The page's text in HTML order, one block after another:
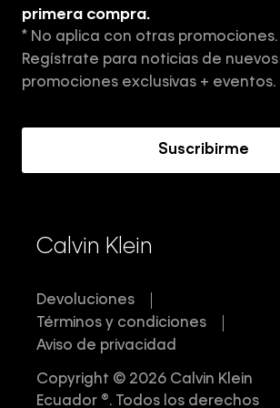
Tiendas
Aviso de privacidad
Términos y Condiciones
primera compra.
* No aplica con otras promociones.
Regístrate para noticias de
promociones exclusivas + eventos.
Suscribirme
Calvin Klein
Devoluciones
Términos y condiciones
Aviso de privacidad
Copyright © 2026 Calvin Klein
Ecuador ®. Todos los derechos